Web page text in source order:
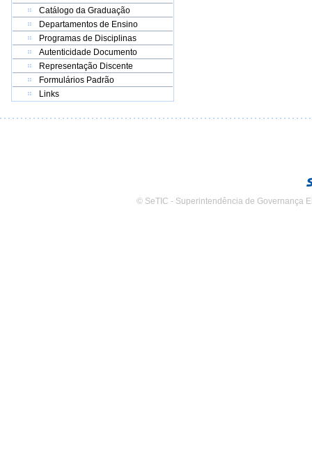
Catálogo da Graduação
Departamentos de Ensino
Programas de Disciplinas
Autenticidade Documento
Representação Discente
Formulários Padrão
Links
© SeTIC - Superintendência de Governança